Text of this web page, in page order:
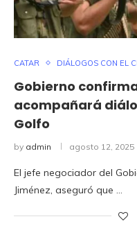
CATAR DIÁLOGOS CON EL
Gobierno
acompañará
Golfo
by admin agosto 12, 2025
El jefe negociador del
Jiménez, aseguró que …